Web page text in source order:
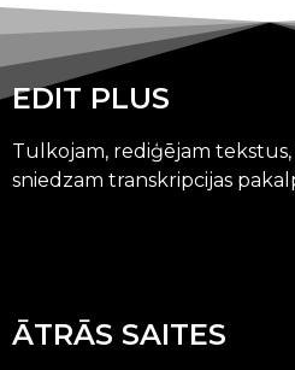
EDIT PLUS
Tulkojam, rediģējam
sniedzam transkripcijas
ĀTRĀS SAITES